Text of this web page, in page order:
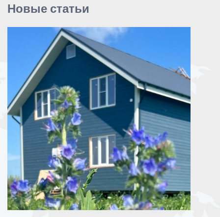
Новые статьи